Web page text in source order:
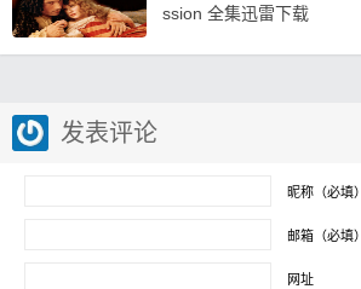
ssion 全集迅雷下载
发表评论
昵称（必填）
邮箱（必填）
网址